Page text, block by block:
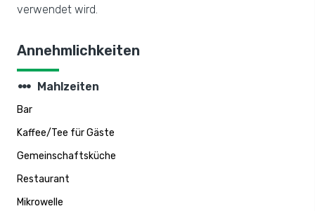
verwendet wird.
Annehmlichkeiten
steppers Mahlzeiten
Bar
Kaffee/Tee für Gäste
Gemeinschaftsküche
Restaurant
Mikrowelle